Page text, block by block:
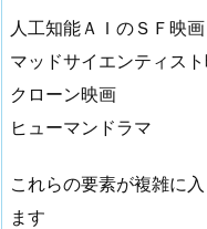
人工知能ＡＩのＳＦ映画
マッドサイエンティス
クローン映画
ヒューマンドラマ
これらの要素が複雑に
ます